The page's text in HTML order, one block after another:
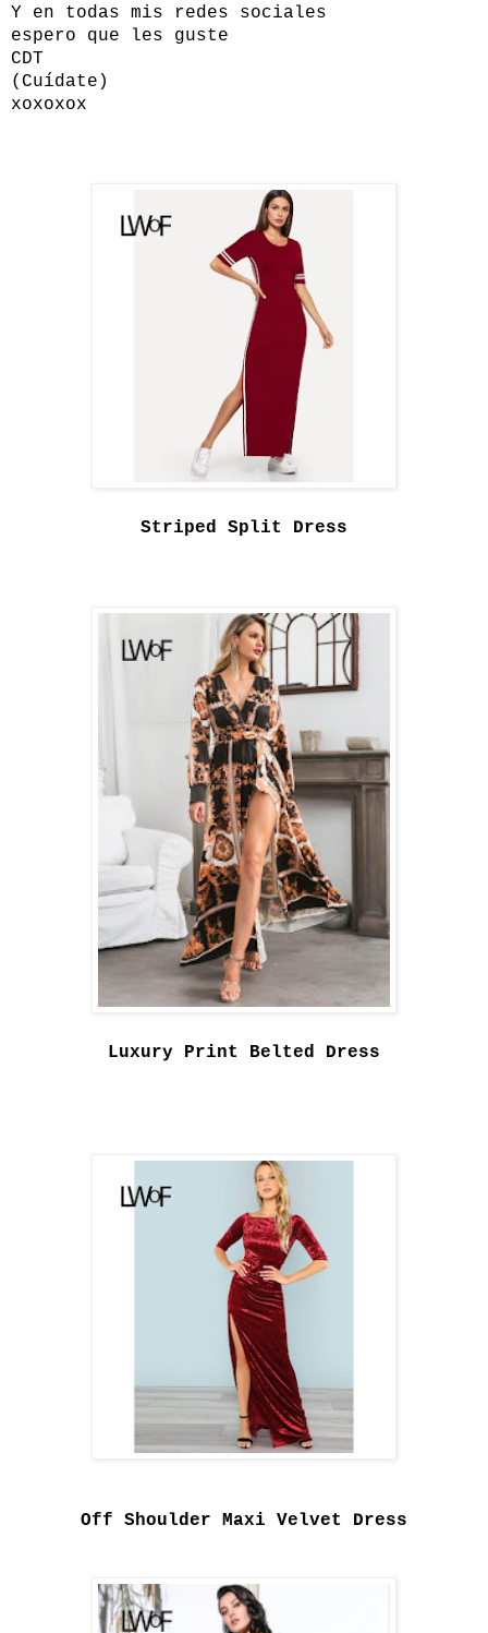
Y en todas mis redes sociales
espero que les guste
CDT
(Cuídate)
xoxoxox
Striped Split Dress
Luxury Print Belted Dress
Off Shoulder Maxi Velvet Dress